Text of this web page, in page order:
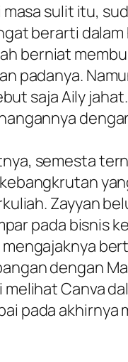
sulit itu,
berarti
berniat
padanya.
saja Aily
semesta
Zayyan
pada bisnis
dengan
Canva
pada akhirnya